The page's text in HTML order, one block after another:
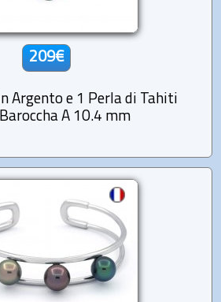
209€
Argento e 1 Perla di Tahiti
A 10.4 mm